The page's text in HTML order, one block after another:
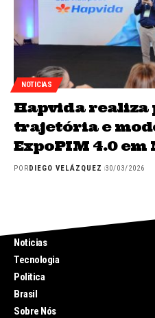
NOTICIAS
Hapvida realiza
trajetória e
ExpoPIM 4.0 em
PORDIEGO VELÁZQUEZ 30/03/2026
Noticias
Tecnologia
Politica
Brasil
Sobre Nós